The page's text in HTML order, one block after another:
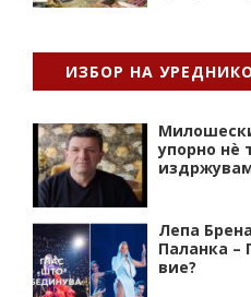
ИЗБОР НА
упорно нѐ
Лепа
Паланка –
вие?